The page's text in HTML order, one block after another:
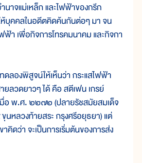
แม่เหล็ก และไฟฟ้าของกรีก
ห้บุคคลในอดีตคิดค้นกันต่อๆ มา จน
ฟ้า เพื่อกิจการโทรคมนาคม และกิจกา
งพิสูจน์ให้เห็นว่า กระแสไฟฟ้า
ยลวดยาวๆ ได้ คือ สตีเฟน เกรย์
มื่อ พ.ศ. ๒๒๗๒ (ปลายรัชสมัยสมเด็จ
นหลวงท้ายสระ กรุงศรีอยุธยา) แต่
าคิดว่า จะเป็นการเริ่มต้นของการส่ง